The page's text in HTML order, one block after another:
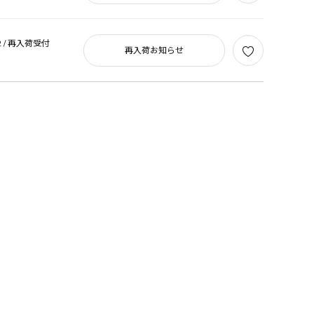
/再入荷受付
再入荷お知らせ